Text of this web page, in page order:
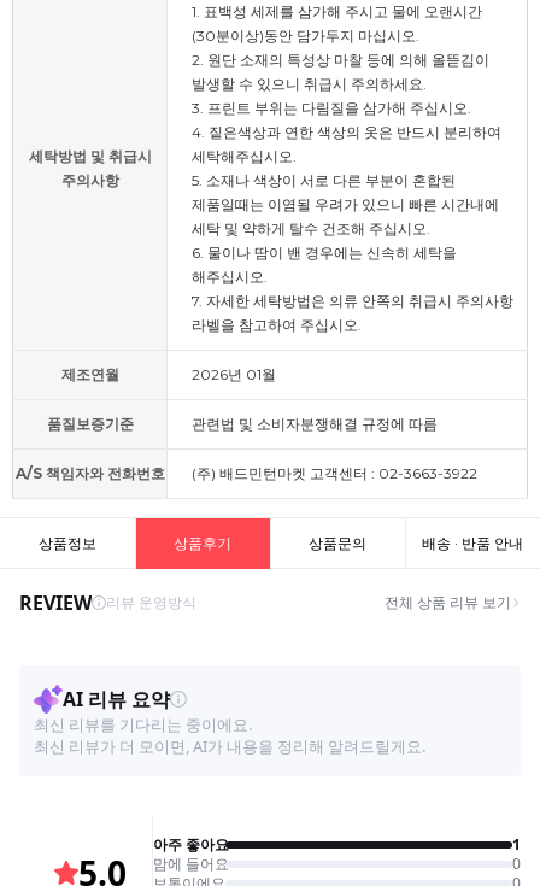
세탁방법 및 취급시
주의사항
1. 표백성 세제를 삼가해 주시고 물에 오랜시간
(30분이상)동안 담가두지 마십시오.
2. 원단 소재의 특성상 마찰 등에 의해 올뜯김이
발생할 수 있으니 취급시 주의하세요.
3. 프린트 부위는 다림질을 삼가해 주십시오.
4. 짙은색상과 연한 색상의 옷은 반드시 분리하여
세탁해주십시오.
5. 소재나 색상이 서로 다른 부분이 혼합된
제품일때는 이염될 우려가 있으니 빠른 시간내에
세탁 및 약하게 탈수 건조해 주십시오.
6. 물이나 땀이 밴 경우에는 신속히 세탁을
해주십시오.
7. 자세한 세탁방법은 의류 안쪽의 취급시 주의사항
라벨을 참고하여 주십시오.
제조연월 2026년 01월
품질보증기준 관련법 및 소비자분쟁해결 규정에 따름
A/S 책임자와 전화번호 (주) 배드민턴마켓 고객센터 : 02-3663-3922
상품정보 상품후기 상품문의 배송 · 반품 안내